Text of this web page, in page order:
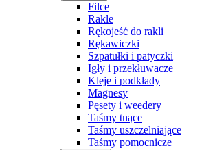
Filce
Rakle
Rękojeść do rakli
Rękawiczki
Szpatułki i patyczki
Igły i przekłuwacze
Kleje i podkłady
Magnesy
Pęsety i weedery
Taśmy tnące
Taśmy uszczelniające
Taśmy pomocnicze